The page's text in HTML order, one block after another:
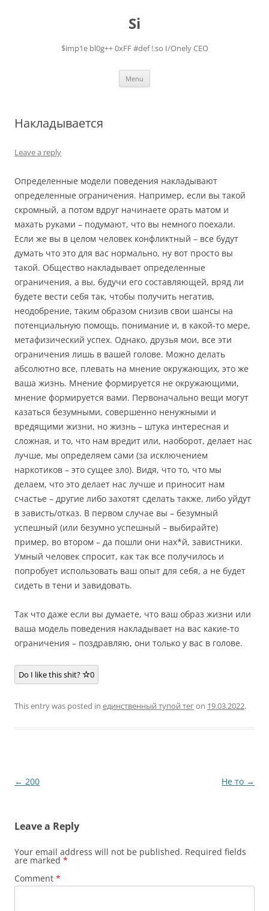
Si
$imp1e bl0g++ 0xFF #def !.so I/Onely CEO
Menu
Накладывается
Leave a reply
Определенные модели поведения накладывают
определенные ограничения. Например, если вы такой
скромный, а потом вдруг начинаете орать матом и
махать руками – подумают, что вы немного поехали.
Если же вы в целом человек конфликтный – все будут
думать что это для вас нормально, ну вот просто вы
такой. Общество накладывает определенные
ограничения, а вы, будучи его составляющей, вряд ли
будете вести себя так, чтобы получить негатив,
неодобрение, таким образом снизив свои шансы на
потенциальную помощь, понимание и, в какой-то мере,
метафизический успех. Однако, друзья мои, все эти
ограничения лишь в вашей голове. Можно делать
абсолютно все, плевать на мнение окружающих, это же
ваша жизнь. Мнение формируется не окружающими,
мнение формируется вами. Первоначально вещи могут
казаться безумными, совершенно ненужными и
вредящими жизни, но жизнь – штука интересная и
сложная, и то, что нам вредит или, наоборот, делает нас
лучше, мы определяем сами (за исключением
наркотиков – это сущее зло). Видя, что то, что мы
делаем, что это делает нас лучше и приносит нам
счастье – другие либо захотят сделать также, либо уйдут
в зависть/отказ. В первом случае вы – безумный
успешный (или безумно успешный – выбирайте)
пример, во втором – да пошли они нах*й, завистники.
Умный человек спросит, как так все получилось и
попробует использовать ваш опыт для себя, а не будет
сидеть в тени и завидовать.
Так что даже если вы думаете, что ваш образ жизни или
ваша модель поведения накладывает на вас какие-то
ограничения – поздравляю, они только у вас в голове.
Do I like this shit? 0
This entry was posted in единственный тупой тегon 19.03.2022.
Post
← 200 Не то →
Leave a Reply
Your email address will not be published. Required fields
are marked *
Comment *